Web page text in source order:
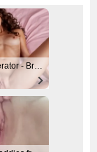
AI Slut Generator - Bring your Fantasies to life 🔥